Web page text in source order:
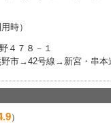
時）
４７８－１
市→42号線→新宮・串本
）